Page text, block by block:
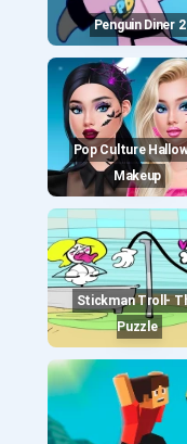
Penguin Diner 2
Pop Culture Halloween
Makeup
Stickman Troll- Thief
Puzzle